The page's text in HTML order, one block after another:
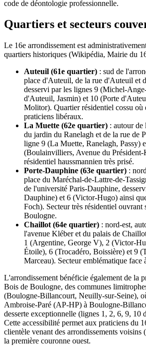
code de déontologie professionnelle.
Quartiers et secteurs
Le 16e arrondissement est
quartiers historiques (Wikipédia, Mairie du
Auteuil (61e quartier) : sud de
place d'Auteuil, de la rue d'Auteuil et
desservi par les lignes 9 (Michel-
d'Auteuil, Jasmin) et 10 (Porte
Molitor). Quartier résidentiel cossu où
praticiens libéraux.
La Muette (62e quartier) : autour de
du jardin du Ranelagh et de la rue de
ligne 9 (La Muette, Ranelagh, Passy)
(Boulainvilliers, Avenue du Président-
résidentiel haussmannien très prisé.
Porte-Dauphine (63e quartier) :
place du Maréchal-de-Lattre-de-
de l'université Paris-Dauphine,
Dauphine) et 6 (Victor-Hugo) ainsi
Foch). Secteur très résidentiel ouvrant
Boulogne.
Chaillot (64e quartier) : nord-est,
l'avenue Kléber et du palais de
1 (Argentine, George V), 2 (Victor-
Étoile), 6 (Trocadéro, Boissière) et 9
Marceau). Secteur emblématique face
L'arrondissement bénéficie également de la
Bois de Boulogne, des communes
(Boulogne-Billancourt, Neuilly-sur-Seine),
Ambroise-Paré (AP-HP) à Boulogne-
desserte exceptionnelle (lignes 1, 2, 6, 9, 10
Cette accessibilité permet aux praticiens du
clientèle venant des arrondissements voisins
la première couronne ouest.